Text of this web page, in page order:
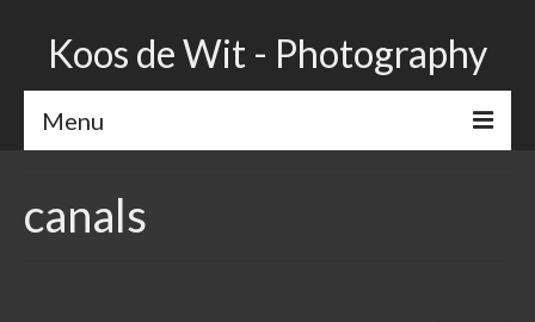
Koos de Wit - Photography
Menu
Portfolio
canals